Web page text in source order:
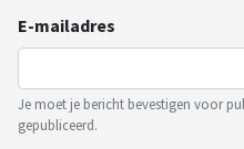
E-mailadres
Je moet je bericht bevestigen voor
gepubliceerd.